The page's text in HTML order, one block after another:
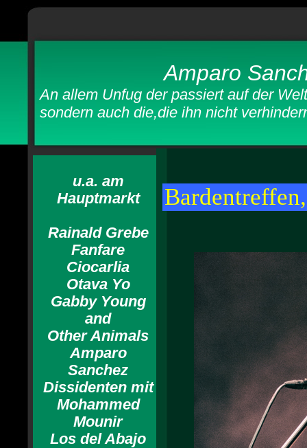
Amparo
An allem Unfug der passiert auf der
sondern auch die,die ihn
u.a. am
Hauptmarkt
Rainald Grebe
Fanfare
Ciocarlia
Otava Yo
Gabby Young
and
Other Animals
Amparo
Sanchez
Dissidenten mit
Mohammed
Mounir
Los del Abajo